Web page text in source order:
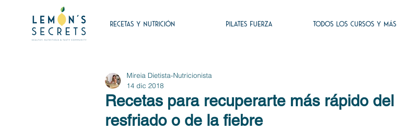
RECETAS Y NUTRICIÓN PILATES FUERZA TODOS LOS CURSOS Y MÁS
Recetas para recuperarte más rápido del
resfriado o de la fiebre
Mireia Dietista-Nutricionista
14 dic 2018